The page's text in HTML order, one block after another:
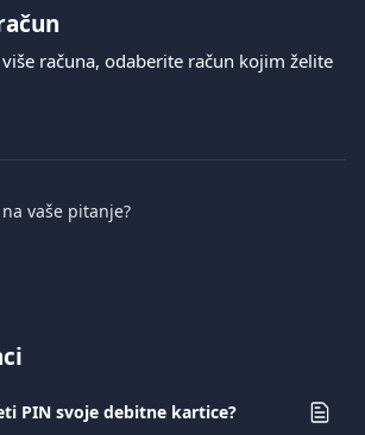
računa, odaberite račun kojim želite
vaše pitanje?
PIN svoje debitne kartice?